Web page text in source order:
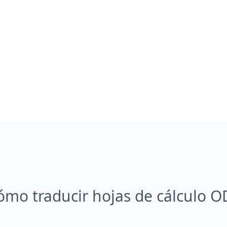
traducir hojas de cálculo